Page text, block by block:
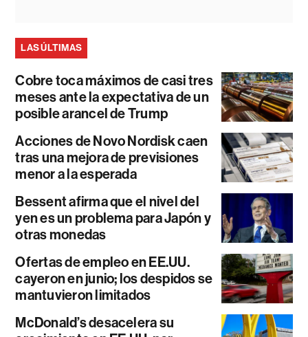
LAS ÚLTIMAS
Cobre toca máximos de casi tres
meses ante la expectativa de un
posible arancel de Trump
Acciones de Novo Nordisk caen
tras una mejora de previsiones
menor a la esperada
Bessent afirma que el nivel del
yen es un problema para Japón y
otras monedas
Ofertas de empleo en EE.UU.
cayeron en junio; los despidos se
mantuvieron limitados
McDonald’s desacelera su